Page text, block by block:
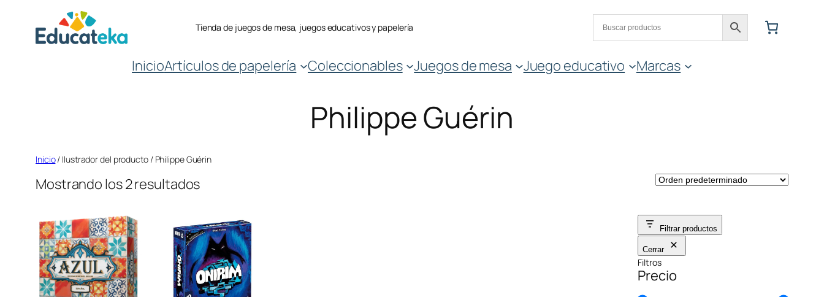
contenido
Tienda de juegos de mesa, juegos educativos y papelería
InicioArtículos de papelería Coleccionables Juegos de mesa Juego educativo Marcas
Philippe Guérin
Inicio/ Ilustrador del producto / Philippe Guérin
Mostrando los 2 resultados
Filtrar productos
Cerrar
Filtros
Precio